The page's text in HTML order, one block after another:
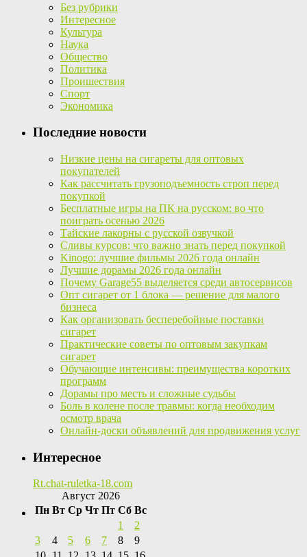
Без рубрики
Интересное
Культура
Наука
Общество
Политика
Проишествия
Спорт
Экономика
Последние новости
Низкие цены на сигареты для оптовых
покупателей
Как рассчитать грузоподъемность строп перед
покупкой
Бесплатные игры на ПК на русском: во что
поиграть осенью 2026
Тайские лакорны с русской озвучкой
Сливы курсов: что важно знать перед покупкой
Kinogo: лучшие фильмы 2026 года онлайн
Лучшие дорамы 2026 года онлайн
Почему Garage55 выделяется среди автосервисов
Опт сигарет от 1 блока — решение для малого
бизнеса
Как организовать бесперебойные поставки
сигарет
Практические советы по оптовым закупкам
сигарет
Обучающие интенсивы: преимущества коротких
программ
Дорамы про месть и сложные судьбы
Боль в колене после травмы: когда необходим
осмотр врача
Онлайн-доски объявлений для продвижения услуг
Интересное
Rt.chat-ruletka-18.com
Август 2026
Пн Вт Ср Чт Пт Сб Вс
1
2
3
4 5 6 7 8
9